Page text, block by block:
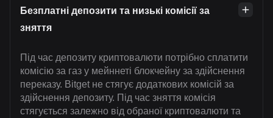
Безплатні депозити та низькі комісії за
зняття
Під час депозиту криптовалюти потрібно сплатити
комісію за газ у мейннеті блокчейну за здійснення
переказу. Bitget не стягує додаткових комісій за
здійснення депозиту. Під час зняття комісія
стягується залежно від обраної криптовалюти та